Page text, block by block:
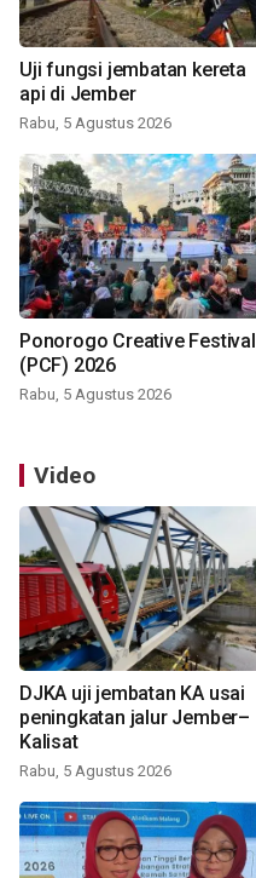
Uji fungsi jembatan kereta
api di Jember
Rabu, 5 Agustus 2026
Ponorogo Creative Festival
(PCF) 2026
Rabu, 5 Agustus 2026
Video
DJKA uji jembatan KA usai
peningkatan jalur Jember–
Kalisat
Rabu, 5 Agustus 2026